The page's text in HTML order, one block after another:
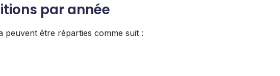
par année
peuvent être réparties comme suit :